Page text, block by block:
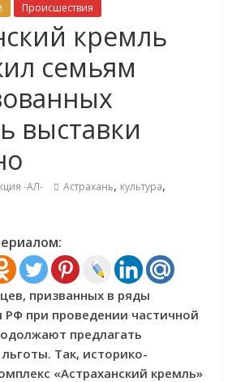
Происшествия
кремль
семьям
выставки
-АЛ- Астрахань, культура,
призванных в ряды
РФ при проведении частичной
предлагать
Так, историко-
«Астраханский кремль»